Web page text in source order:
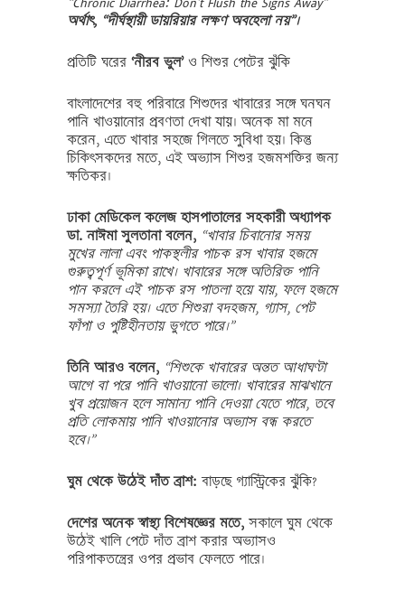
অর্থাৎ, “দীর্ঘস্থায়ী ডায়রিয়ার লক্ষণ অবহেলা নয়”।
প্রতিটি ঘরের ‘নীরব ভুল’ও শিশুর পেটের ঝুঁকি
বাংলাদেশের বহু পরিবারে শিশুদের খাবারের সঙ্গে ঘনঘন
পানি খাওয়ানোর প্রবণতা দেখা যায়। অনেক মা মনে
করেন, এতে খাবার সহজে গিলতে সুবিধা হয়। কিন্তু
চিকিৎসকদের মতে, এই অভ্যাস শিশুর হজমশক্তির জন্য
ক্ষতিকর।
ঢাকা মেডিকেল কলেজ হাসপাতালের সহকারী অধ্যাপক
ডা. নাঈমা সুলতানা বলেন, “খাবার চিবানোর সময়
মুখের লালা এবং পাকস্থলীর পাচক রস খাবার হজমে
গুরুত্বপূর্ণ ভূমিকা রাখে। খাবারের সঙ্গে অতিরিক্ত পানি
পান করলে এই পাচক রস পাতলা হয়ে যায়, ফলে হজমে
সমস্যা তৈরি হয়। এতে শিশুরা বদহজম, গ্যাস, পেট
ফাঁপা ও পুষ্টিহীনতায় ভুগতে পারে।”
তিনি আরও বলেন, “শিশুকে খাবারের অন্তত আধাঘণ্টা
আগে বা পরে পানি খাওয়ানো ভালো। খাবারের মাঝখানে
খুব প্রয়োজন হলে সামান্য পানি দেওয়া যেতে পারে, তবে
প্রতি লোকমায় পানি খাওয়ানোর অভ্যাস বন্ধ করতে
হবে।”
ঘুম থেকে উঠেই দাঁত ব্রাশ:বাড়ছে গ্যাস্ট্রিকের ঝুঁকি?
দেশের অনেক স্বাস্থ্য বিশেষজ্ঞের মতে, সকালে ঘুম থেকে
উঠেই খালি পেটে দাঁত ব্রাশ করার অভ্যাসও
পরিপাকতন্ত্রের ওপর প্রভাব ফেলতে পারে।